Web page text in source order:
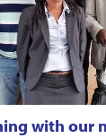
with our